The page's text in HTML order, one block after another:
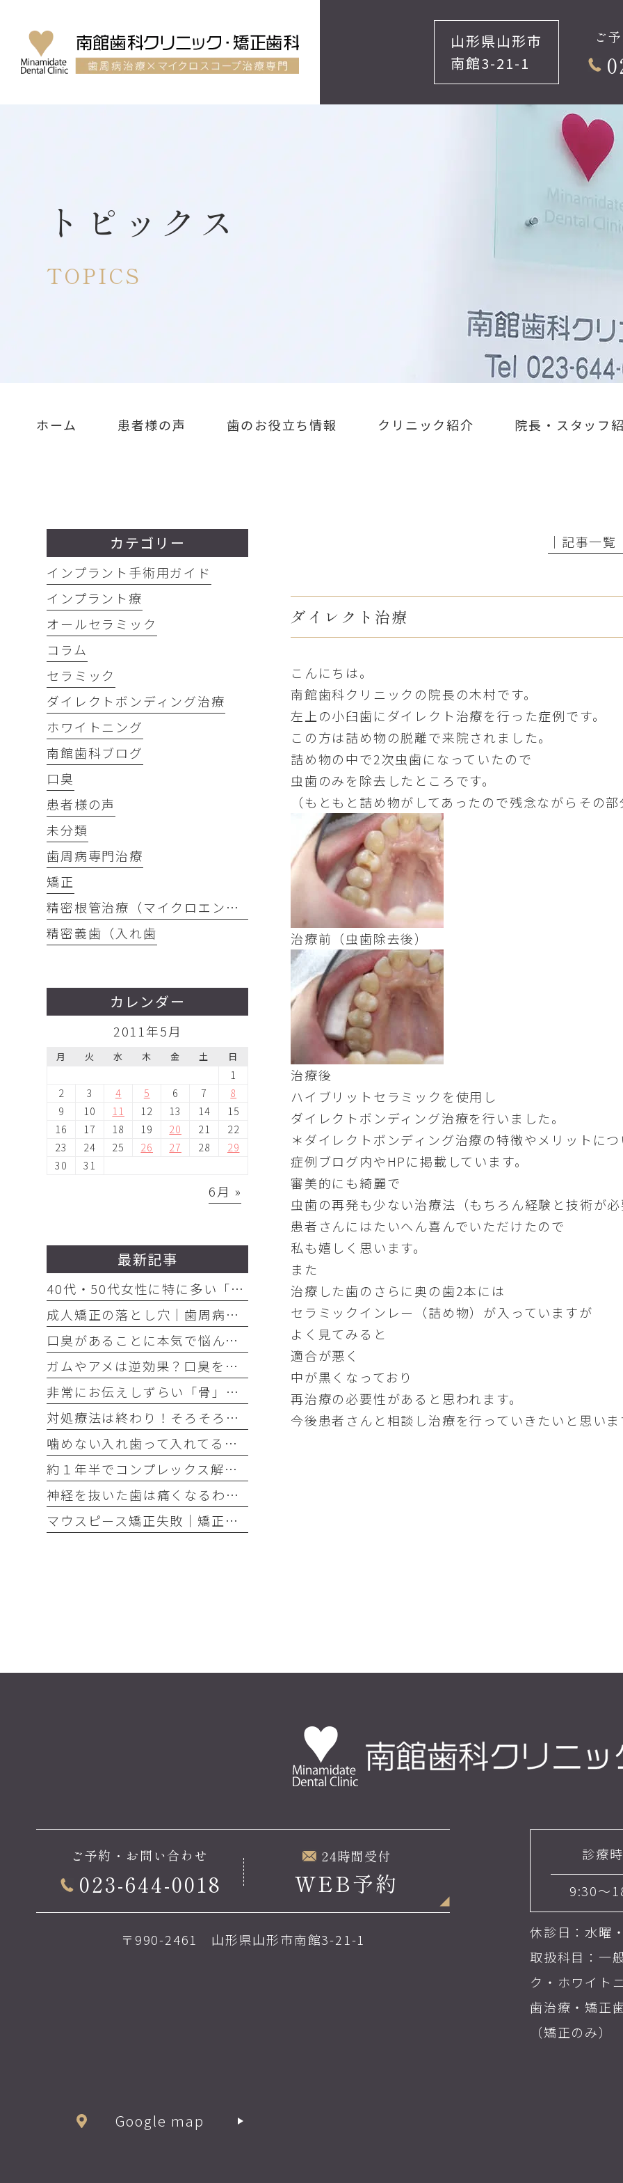
山形県山形市
南館3-21-1
ご
トピックス
TOPICS
ホーム 患者様の声 歯のお役立ち情報 クリニック紹介 院長・スタッフ
│記事一
ダイレクト治療
こんにちは。
南館歯科クリニックの院長の木村です。
左上の小臼歯にダイレクト治療を行った症例です。
この方は詰め物の脱離で来院されました。
詰め物の中で2次虫歯になっていたので
虫歯のみを除去したところです。
（もともと詰め物がしてあったので残念ながらその
治療前（虫歯除去後）
治療後
ハイブリットセラミックを使用し
ダイレクトボンディング治療を行いました。
＊ダイレクトボンディング治療の特徴やメリットに
症例ブログ内やHPに掲載しています。
審美的にも綺麗で
虫歯の再発も少ない治療法（もちろん経験と技術が
患者さんにはたいへん喜んでいただけたので
私も嬉しく思います。
また
治療した歯のさらに奥の歯2本には
セラミックインレー（詰め物）が入っていますが
よく見てみると
適合が悪く
中が黒くなっており
再治療の必要性があると思われます。
今後患者さんと相談し治療を行っていきたいと思いま
カテゴリー
インプラント手術用ガイド
インプラント療
オールセラミック
コラム
セラミック
ダイレクトボンディング治療
ホワイトニング
南館歯科ブログ
口臭
患者様の声
未分類
歯周病専門治療
矯正
精密根管治療（マイクロエンド）
精密義歯（入れ歯
カレンダー
2011年5月
月 火 水 木 金 土 日
1
2
3 4 5 6 7
8
9
10 11 12 13 14
15
16
17 18 19 20 21
22
23
24 25 26 27 28
29
30
31
6月 »
最新記事
40代・50代女性に特に多い「お口の悩み」3選
成人矯正の落とし穴｜歯周病放置で歯が抜けた
口臭があることに本気で悩んでいるのなら、口臭を本気で治そう
ガムやアメは逆効果？口臭を「ごまかす人」と「治す人」の決定的な違い
非常にお伝えしずらい「骨」の話・・・骨は元には戻せない？
対処療法は終わり！そろそろ本気でお口の健康とは何かを考えませんか
噛めない入れ歯って入れてる意味ありますか？
約１年半でコンプレックス解消｜大変だけどやって良かった歯の矯正治療
神経を抜いた歯は痛くなるわけがない！それは嘘です
マウスピース矯正失敗｜矯正したのに後戻り｜最近よく聞くけどそれってなんで？
ご予約・お問い合わせ
023-644-0018
24時間受付
WEB予約
〒990-2461 山形県山形市南館3-21-1
診療
9:30～
休診日：水曜
取扱科目：一
ク・ホワイト
歯治療・矯正
（矯正のみ）
Google map